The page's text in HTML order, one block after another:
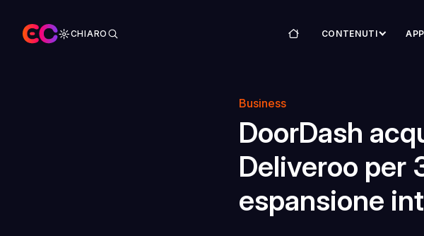
CHIARO CONTENUTI APP
Business
DoorDash
Deliveroo per
espansione